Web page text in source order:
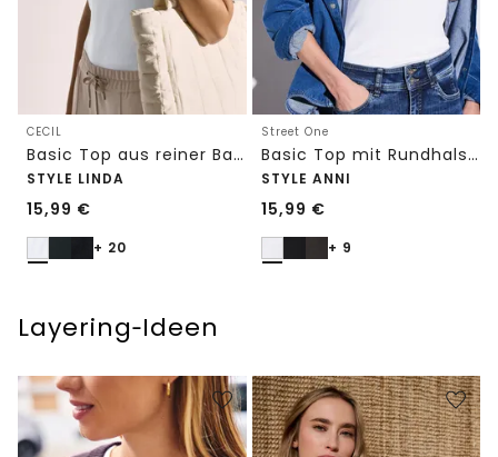
CECIL
Basic Top aus reiner Baumwolle
STYLE LINDA
15,99 €
+ 20
Street One
Basic Top mit Rundhals in Unifarbe
STYLE ANNI
15,99 €
+ 9
Layering‑Ideen